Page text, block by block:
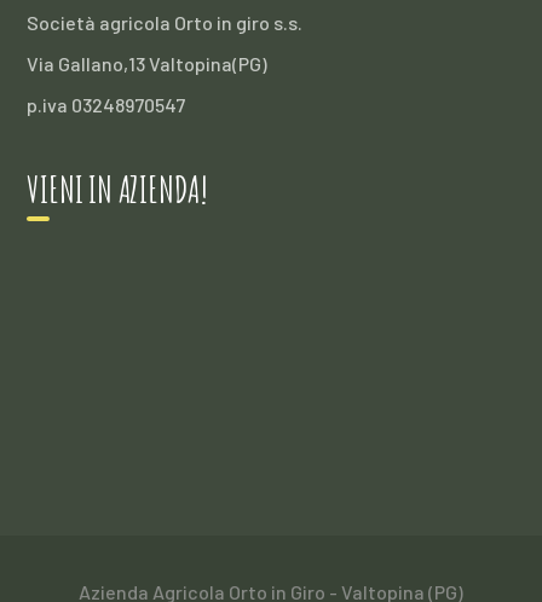
Società agricola Orto in giro s.s.
Via Gallano,13 Valtopina(PG)
p.iva 03248970547
VIENI IN AZIENDA!
Azienda Agricola Orto in Giro - Valtopina (PG)